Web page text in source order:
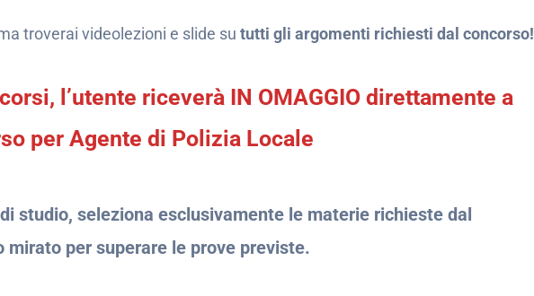
troverai videolezioni e slide su tutti gli argomenti richiesti dal concorso!
l’utente riceverà IN OMAGGIO direttamente a
per Agente di Polizia Locale
studio, seleziona esclusivamente le materie richieste dal
mirato per superare le prove previste.